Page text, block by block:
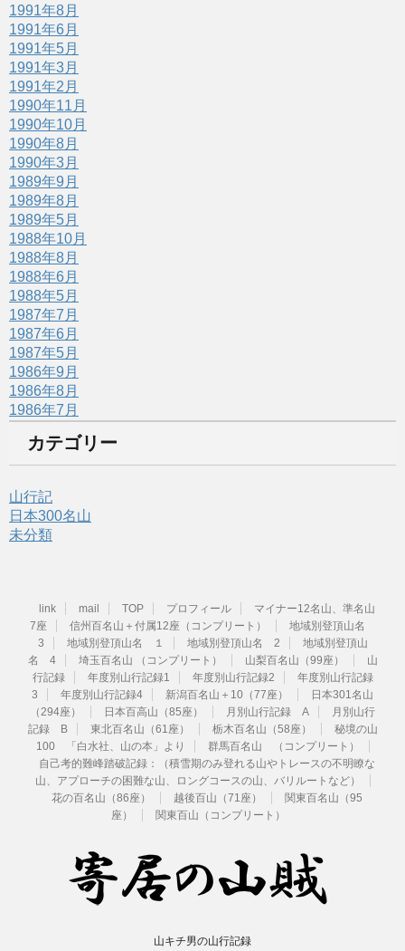
1991年8月
1991年6月
1991年5月
1991年3月
1991年2月
1990年11月
1990年10月
1990年8月
1990年3月
1989年9月
1989年8月
1989年5月
1988年10月
1988年8月
1988年6月
1988年5月
1987年7月
1987年6月
1987年5月
1986年9月
1986年8月
1986年7月
カテゴリー
山行記
日本300名山
未分類
link mail TOP プロフィール
マイナー12名山、準名山
7座
信州百名山＋付属12座（コンプリート）
地域別登頂山名
3
地域別登頂山名 １ 地域別登頂山名 2
地域別登頂山
名 4
埼玉百名山 （コンプリート） 山梨百名山（99座）
山
行記録
年度別山行記録1 年度別山行記録2
年度別山行記録
3
年度別山行記録4 新潟百名山＋10（77座）
日本301名山
（294座）
日本百高山（85座） 月別山行記録 A
月別山行
記録 B
東北百名山（61座） 栃木百名山（58座）
秘境の山
100 「白水社、山の本」より
群馬百名山 （コンプリート）
自己考的難峰踏破記録：（積雪期のみ登れる山やトレースの不明瞭な
山、アプローチの困難な山、ロングコースの山、バリルートなど）
花の百名山（86座）
越後百山（71座）
関東百名山（95
座）
関東百山（コンプリート）
山キチ男の山行記録